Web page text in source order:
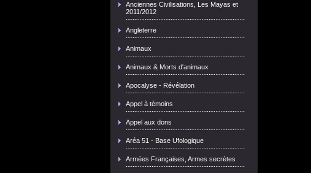
Anciennes Civilisations, Les Mayas et
2011/2012
Angleterre
Animaux
Animaux & Morts d'animaux
Apocalyse - Révélation
Appel à témoins
Appel aux dons
Aréa 51 - Base Ufologique
Armées Françaises, Armes secrètes